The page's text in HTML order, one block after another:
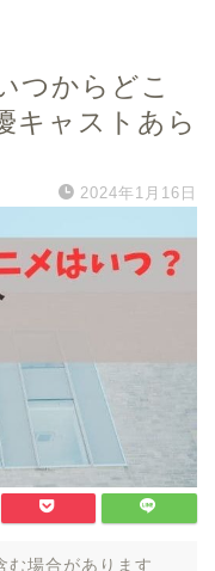
つからどこ
キャストあら
2024年1月16日
む場合があります